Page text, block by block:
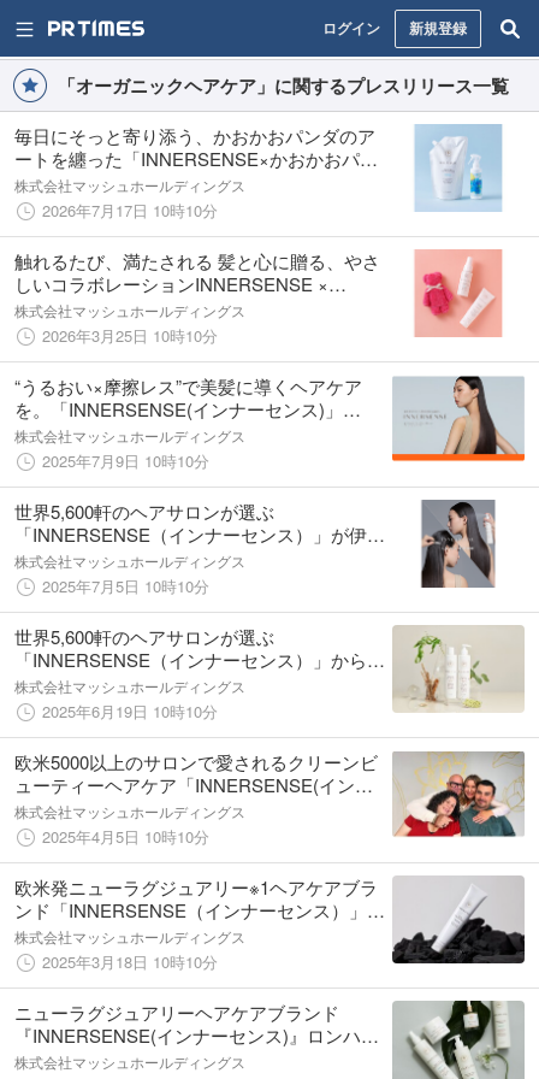
ログイン 新規登録
「オーガニックヘアケア」に関するプレスリリース一覧
毎日にそっと寄り添う、かおかおパンダのア
ートを纏った「INNERSENSE×かおかおパン
ダ Refill bottle」を発売＜2026年7月24日
（金）より数量限定発売＞
株式会社マッシュホールディングス
2026年7月17日 10時10分
触れるたび、満たされる 髪と心に贈る、やさ
しいコラボレーションINNERSENSE ×
Hippopotamus「タオルベアセット」を発売＜
2026年4月8日（水）より数量限定発売＞
株式会社マッシュホールディングス
2026年3月25日 10時10分
“うるおい×摩擦レス”で美髪に導くヘアケア
を。「INNERSENSE(インナーセンス)」
×「LOVECHROME（ラブクロム）」初コラ
ボキット発売！＜2025年7月11日（金）より
数量限定発売＞
株式会社マッシュホールディングス
2025年7月9日 10時10分
世界5,600軒のヘアサロンが選ぶ
「INNERSENSE（インナーセンス）」が伊勢
丹新宿店 本館地下２階 イセタン ビューティ
ー アポセカリーにてPOP UPを開催！＜
7/9(水)～7/22(火)＞
株式会社マッシュホールディングス
2025年7月5日 10時10分
世界5,600軒のヘアサロンが選ぶ
「INNERSENSE（インナーセンス）」から、
大人の頭皮ケアに特化した新シャンプー＆コ
ンディショナーが登場【7月11日発売】
株式会社マッシュホールディングス
2025年6月19日 10時10分
欧米5000以上のサロンで愛されるクリーンビ
ューティーヘアケア「INNERSENSE(インナ
ーセンス) 」伊勢丹新宿店 本館地下２階 イ
セタン ビューティー アポセカリーに登場！
〈4月9日(水)から〉
株式会社マッシュホールディングス
2025年4月5日 10時10分
欧米発ニューラグジュアリー※1ヘアケアブラ
ンド「INNERSENSE（インナーセンス）」、
新発想のクレンジング用ヘアマスク「ピュア
クラリファイングマスク」を2025年4月11日
（金）より新発売
株式会社マッシュホールディングス
2025年3月18日 10時10分
ニューラグジュアリーヘアケアブランド
『INNERSENSE(インナーセンス)』ロンハー
マン・RHC ロンハーマンの7店舗および公式
株式会社マッシュホールディングス